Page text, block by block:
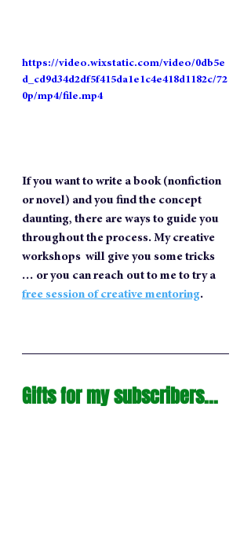
https://video.wixstatic.com/video/0db5e
d_cd9d34d2df5f415da1e1c4e418d1182c/72
0p/mp4/file.mp4
If you want to write a book (nonfiction
or novel) and you find the concept
daunting, there are ways to guide you
throughout the process. My creative
workshops  will give you some tricks
… or you can reach out to me to try a
free session of creative mentoring.
Gifts for my subscribers...